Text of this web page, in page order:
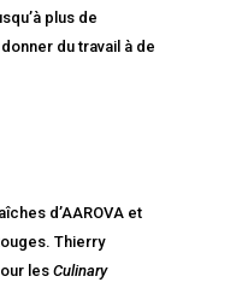
plus de
du travail à de
d’AAROVA et
Thierry
lesCulinary